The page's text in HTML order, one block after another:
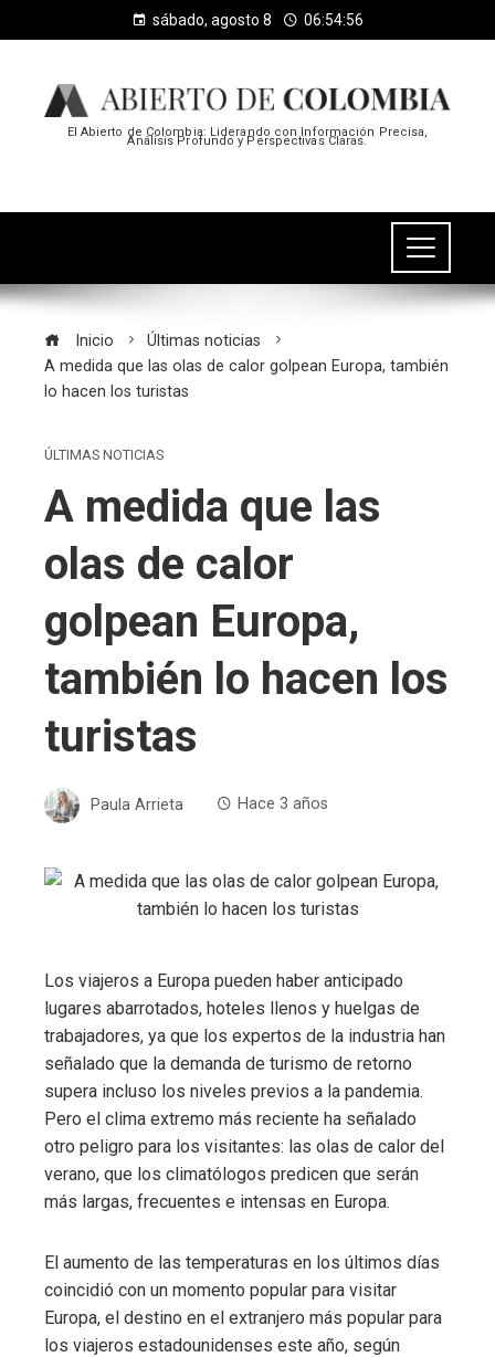
sábado, agosto 8 06:54:57
El Abierto de Colombia: Liderando con Información Precisa,
Análisis Profundo y Perspectivas Claras.
Inicio
Últimas noticias
A medida que las olas de calor golpean Europa, también
lo hacen los turistas
ÚLTIMAS NOTICIAS
A medida que las
olas de calor
golpean Europa,
también lo hacen los
turistas
Paula Arrieta Hace 3 años
Los viajeros a Europa pueden haber anticipado
lugares abarrotados, hoteles llenos y huelgas de
trabajadores, ya que los expertos de la industria han
señalado que la demanda de turismo de retorno
supera incluso los niveles previos a la pandemia.
Pero el clima extremo más reciente ha señalado
otro peligro para los visitantes: las olas de calor del
verano, que los climatólogos predicen que serán
más largas, frecuentes e intensas en Europa.
El aumento de las temperaturas en los últimos días
coincidió con un momento popular para visitar
Europa, el destino en el extranjero más popular para
los viajeros estadounidenses este año, según